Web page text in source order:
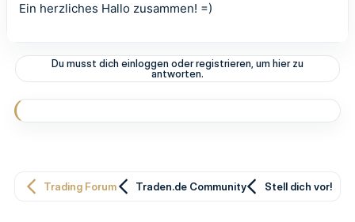
Ein herzliches Hallo zusammen! =)
Du musst dich einloggen oder registrieren, um hier zu
antworten.
Trading Forum Traden.de Community Stell dich vor!